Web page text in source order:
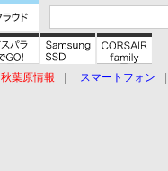
秋葉原情報
スマートフォン